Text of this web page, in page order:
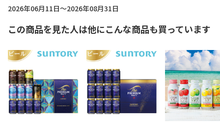
2026年06月11日～2026年08月31日
この商品を見た人は他にこんな商品も買っています